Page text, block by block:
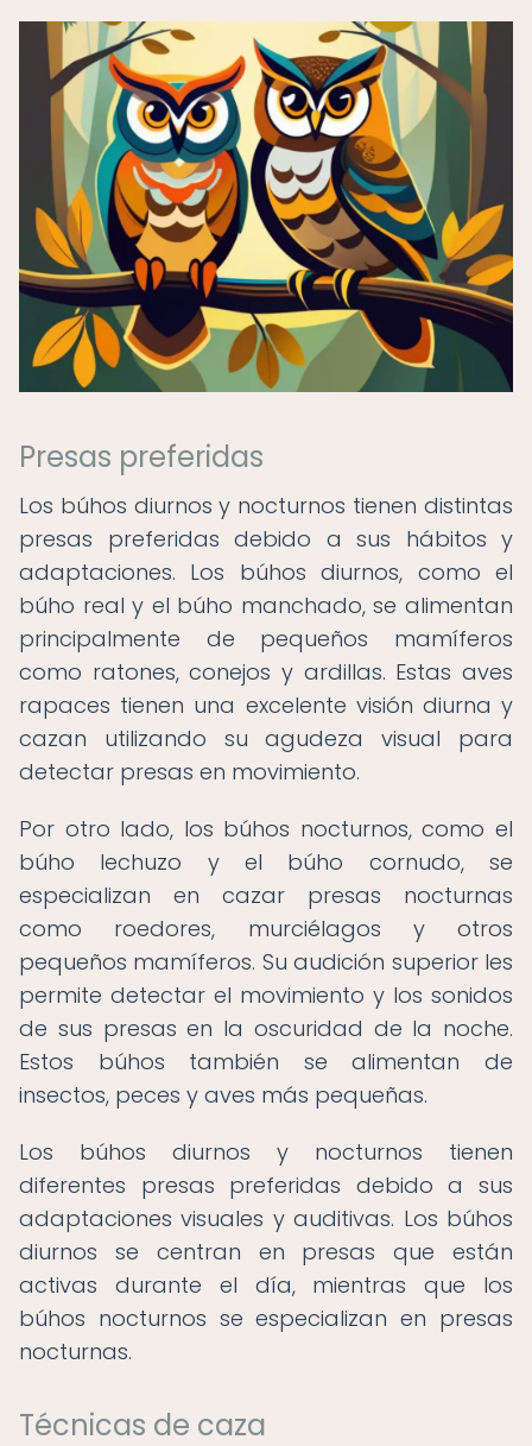
Presas preferidas
Los búhos diurnos y nocturnos tienen distintas
presas preferidas debido a sus hábitos y
adaptaciones. Los búhos diurnos, como el
búho real y el búho manchado, se alimentan
principalmente de pequeños mamíferos
como ratones, conejos y ardillas. Estas aves
rapaces tienen una excelente visión diurna y
cazan utilizando su agudeza visual para
detectar presas en movimiento.
Por otro lado, los búhos nocturnos, como el
búho lechuzo y el búho cornudo, se
especializan en cazar presas nocturnas
como roedores, murciélagos y otros
pequeños mamíferos. Su audición superior les
permite detectar el movimiento y los sonidos
de sus presas en la oscuridad de la noche.
Estos búhos también se alimentan de
insectos, peces y aves más pequeñas.
Los búhos diurnos y nocturnos tienen
diferentes presas preferidas debido a sus
adaptaciones visuales y auditivas. Los búhos
diurnos se centran en presas que están
activas durante el día, mientras que los
búhos nocturnos se especializan en presas
nocturnas.
Técnicas de caza